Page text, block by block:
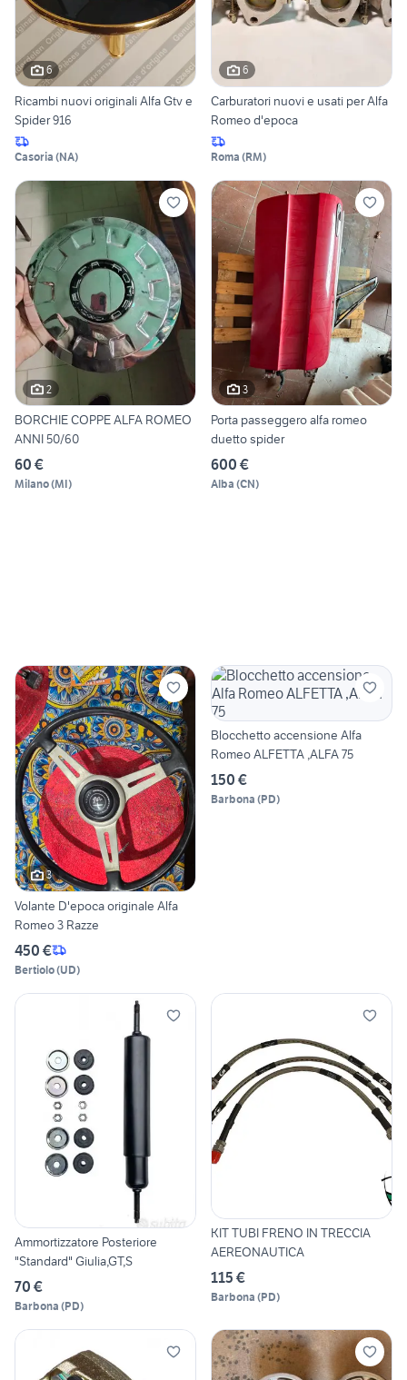
6
Ricambi nuovi originali Alfa Gtv e
Spider 916
Casoria (NA)
6
Carburatori nuovi e usati per Alfa
Romeo d'epoca
Roma (RM)
2
BORCHIE COPPE ALFA ROMEO
ANNI 50/60
60 €
Milano(MI)
3
Porta passeggero alfa romeo
duetto spider
600 €
Alba (CN)
3
Volante D'epoca originale Alfa
Romeo 3 Razze
450 €
Bertiolo(UD)
Blocchetto accensione Alfa
Romeo ALFETTA ,ALFA 75
150 €
Barbona (PD)
Ammortizzatore Posteriore
"Standard" Giulia,GT,S
70 €
Barbona (PD)
KIT TUBI FRENO IN TRECCIA
AEREONAUTICA
115 €
Barbona (PD)